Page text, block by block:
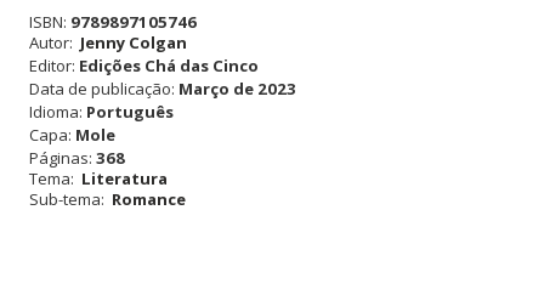
Olhos,
Perto
do
Coração
ISBN: 9789897105746
Autor: Jenny Colgan
Editor: Edições Chá das Cinco
Data de publicação: Março de 2023
Idioma: Português
Capa: Mole
Páginas: 368
Tema: Literatura
Sub-tema: Romance